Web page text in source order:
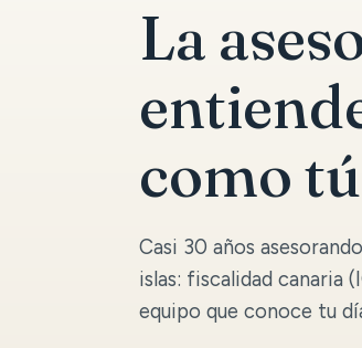
La
como
Casi 30 años
islas: fiscalidad canaria
equipo que conoce tu